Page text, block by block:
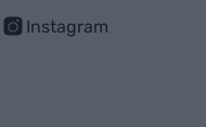
Instagram